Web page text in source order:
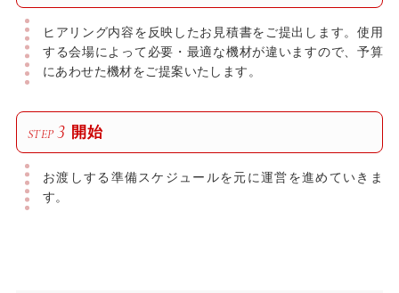
ヒアリング内容を反映したお見積書をご提出します。使用
する会場によって必要・最適な機材が違いますので、予算
にあわせた機材をご提案いたします。
STEP 3 開始
お渡しする準備スケジュールを元に運営を進めていきま
す。